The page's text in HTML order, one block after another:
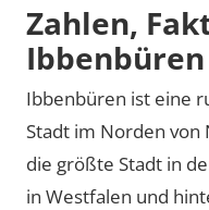
Zahlen,
Ibbenbüren
Ibbenbüren ist eine
Stadt im Norden von
die größte Stadt in
in Westfalen und